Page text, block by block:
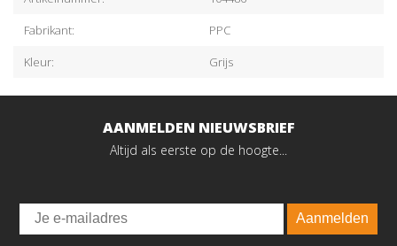
Fabrikant:
PPC
Kleur:
Grijs
AANMELDEN NIEUWSBRIEF
Altijd als eerste op de hoogte...
Email
Aanmelden